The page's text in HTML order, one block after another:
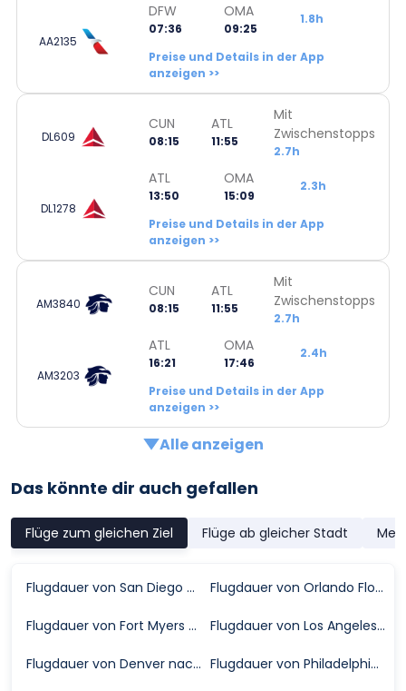
AA2135
DFW
07:36
OMA
09:25
1.8h
Preise und Details in der App
anzeigen >>
DL609
CUN
08:15
ATL
11:55
Mit
Zwischenstopps
2.7h
DL1278
ATL
13:50
OMA
15:09
2.3h
Preise und Details in der App
anzeigen >>
AM3840
CUN
08:15
ATL
11:55
Mit
Zwischenstopps
2.7h
AM3203
ATL
16:21
OMA
17:46
2.4h
Preise und Details in der App
anzeigen >>
Alle anzeigen
Das könnte dir auch gefallen
Flüge zum gleichen Ziel Flüge ab gleicher Stadt
Flugdauer von San Diego nach Omaha Flugdauer von Orlando Florida nach Omaha
Flugdauer von Fort Myers nach Omaha Flugdauer von Los Angeles nach Omaha
Flugdauer von Denver nach Omaha Flugdauer von Philadelphia nach Omaha